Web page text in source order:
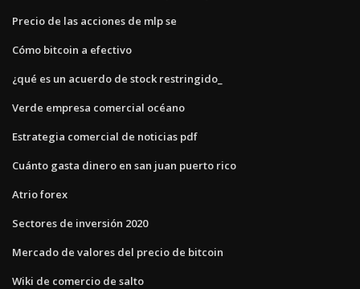
Precio de las acciones de mlp se
Cómo bitcoin a efectivo
¿qué es un acuerdo de stock restringido_
Verde empresa comercial océano
Estrategia comercial de noticias pdf
Cuánto gasta dinero en san juan puerto rico
Atrio forex
Sectores de inversión 2020
Mercado de valores del precio de bitcoin
Wiki de comercio de salto